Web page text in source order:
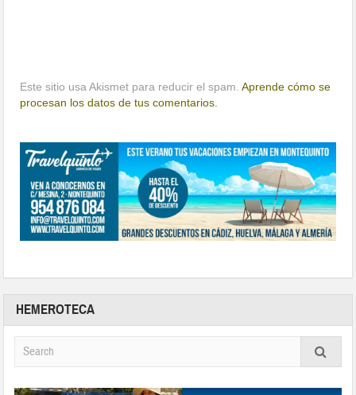
Este sitio usa Akismet para reducir el spam.Aprende cómo se
procesan los datos de tus comentarios.
HEMEROTECA